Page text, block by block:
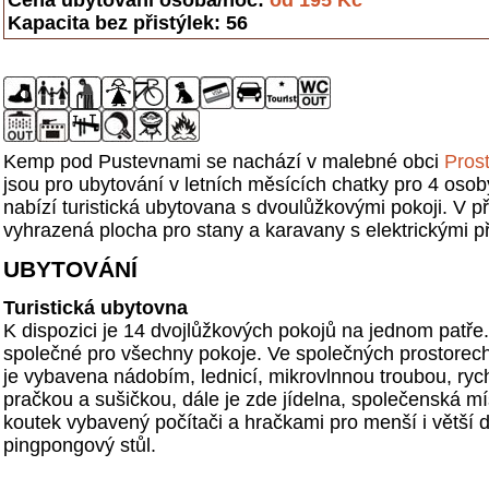
Kapacita bez přistýlek: 56
Kemp pod Pustevnami se nachází v malebné obci
jsou pro ubytování v letních měsících chatky pro 4
nabízí turistická ubytovana s dvoulůžkovými pokoji. V
vyhrazená plocha pro stany a karavany s elektrickými
UBYTOVÁNÍ
Turistická ubytovna
K dispozici je 14 dvojlůžkových pokojů na jednom
společné pro všechny pokoje. Ve společných
je vybavena nádobím, lednicí, mikrovlnnou troubou,
pračkou a sušičkou, dále je zde jídelna, společenská
koutek vybavený počítači a hračkami pro menší i větší
pingpongový stůl.